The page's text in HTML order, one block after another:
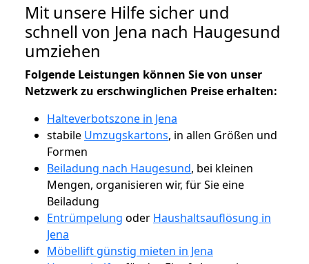
Mit unsere Hilfe sicher und
schnell von Jena nach Haugesund
umziehen
Folgende Leistungen können Sie von unser
Netzwerk zu erschwinglichen Preise erhalten:
Halteverbotszone in Jena
stabile Umzugskartons, in allen Größen und
Formen
Beiladung nach Haugesund, bei kleinen
Mengen, organisieren wir, für Sie eine
Beiladung
Entrümpelung oder Haushaltsauflösung in
Jena
Möbellift günstig mieten in Jena